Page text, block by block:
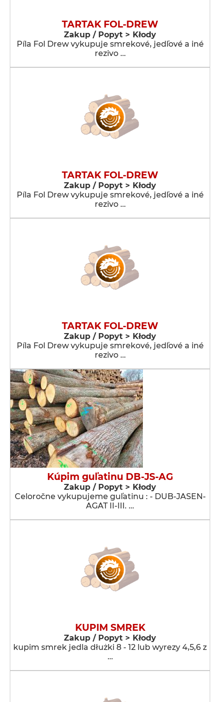
TARTAK FOL-DREW
Zakup / Popyt > Kłody
Píla Fol Drew vykupuje smrekové, jedľové a iné
rezivo …
TARTAK FOL-DREW
Zakup / Popyt > Kłody
Píla Fol Drew vykupuje smrekové, jedľové a iné
rezivo …
TARTAK FOL-DREW
Zakup / Popyt > Kłody
Píla Fol Drew vykupuje smrekové, jedľové a iné
rezivo …
Kúpim guľatinu DB-JS-AG
Zakup / Popyt > Kłody
Celoročne vykupujeme guľatinu : - DUB-JASEN-
AGAT II-III. …
KUPIM SMREK
Zakup / Popyt > Kłody
kupim smrek jedla dłużki 8 - 12 lub wyrezy 4,5,6 z
…